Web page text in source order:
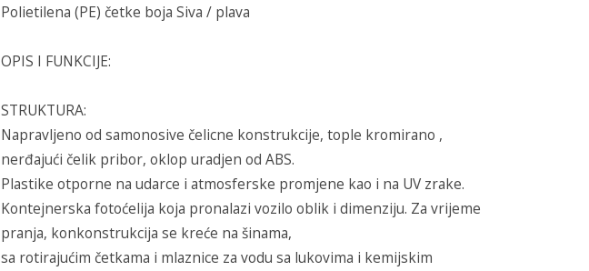
Polietilena (PE) četke boja Siva / plava
OPIS I FUNKCIJE:
STRUKTURA:
Napravljeno od samonosive čelicne konstrukcije, tople kromirano ,
nerđajući čelik pribor, oklop uradjen od ABS.
Plastike otporne na udarce i atmosferske promjene kao i na UV zrake.
Kontejnerska fotoćelija koja pronalazi vozilo oblik i dimenziju. Za vrijeme
pranja, konkonstrukcija se kreće na šinama,
sa rotirajućim četkama i mlaznice za vodu sa lukovima i kemijskim